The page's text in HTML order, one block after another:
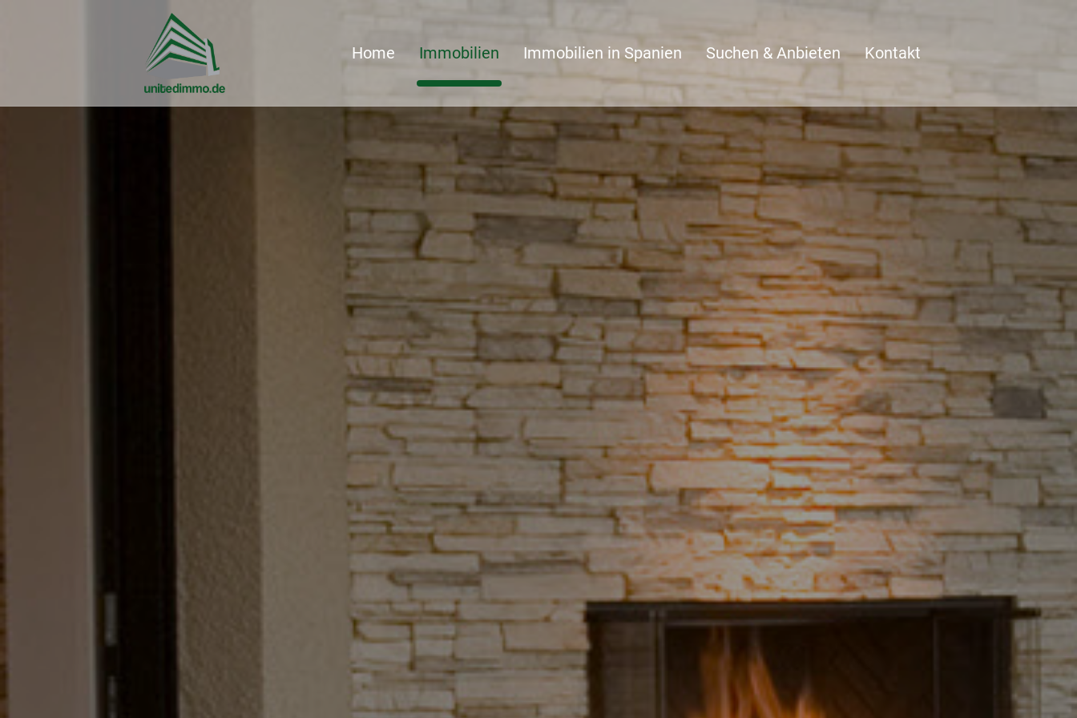
Home Immobilien Immobilien in Spanien Suchen & Anbieten Kontakt